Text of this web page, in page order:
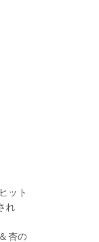
ット
れ
杏の